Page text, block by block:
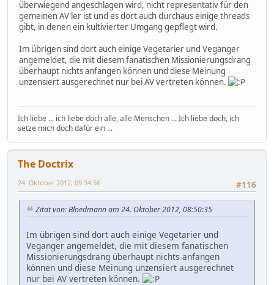
überwiegend angeschlagen wird, nicht representativ für den
gemeinen AV'ler ist und es dort auch durchaus einige threads
gibt, in denen ein kultivierter Umgang gepflegt wird.
Im übrigen sind dort auch einige Vegetarier und Veganger
angemeldet, die mit diesem fanatischen Missionierungsdrang
überhaupt nichts anfangen können und diese Meinung
unzensiert ausgerechnet nur bei AV vertreten können.
Ich liebe ... ich liebe doch alle, alle Menschen ... Ich liebe doch, ich
setze mich doch dafür ein ...
The Doctrix
#116
24. Oktober 2012, 09:34:56
Zitat von: Bloedmann am 24. Oktober 2012, 08:50:35
Im übrigen sind dort auch einige Vegetarier und
Veganger angemeldet, die mit diesem fanatischen
Missionierungsdrang überhaupt nichts anfangen
können und diese Meinung unzensiert ausgerechnet
nur bei AV vertreten können.